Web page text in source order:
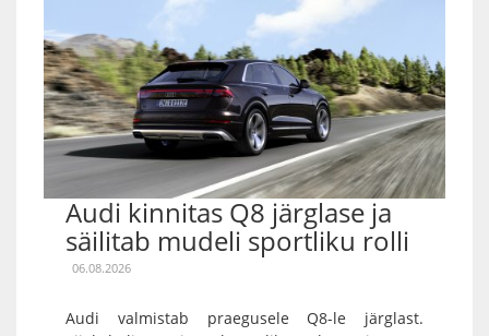
Audi kinnitas Q8 järglase ja
säilitab mudeli sportliku rolli
06.08.2026
Audi valmistab praegusele Q8-le järglast.